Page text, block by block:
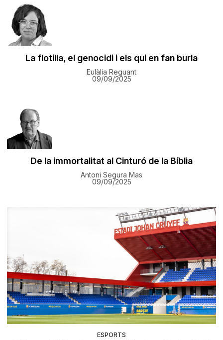
La flotilla, el genocidi i els qui en fan burla
Eulàlia Reguant
09/09/2025
De la immortalitat al Cinturó de la Bíblia
Antoni Segura Mas
09/09/2025
ESPORTS